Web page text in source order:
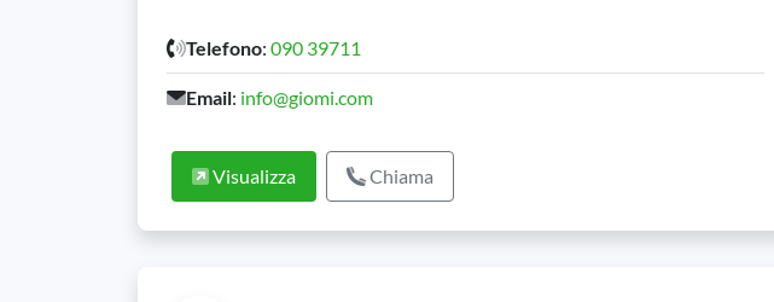
Telefono: 090 39711
Email: info@giomi.com
Visualizza Chiama